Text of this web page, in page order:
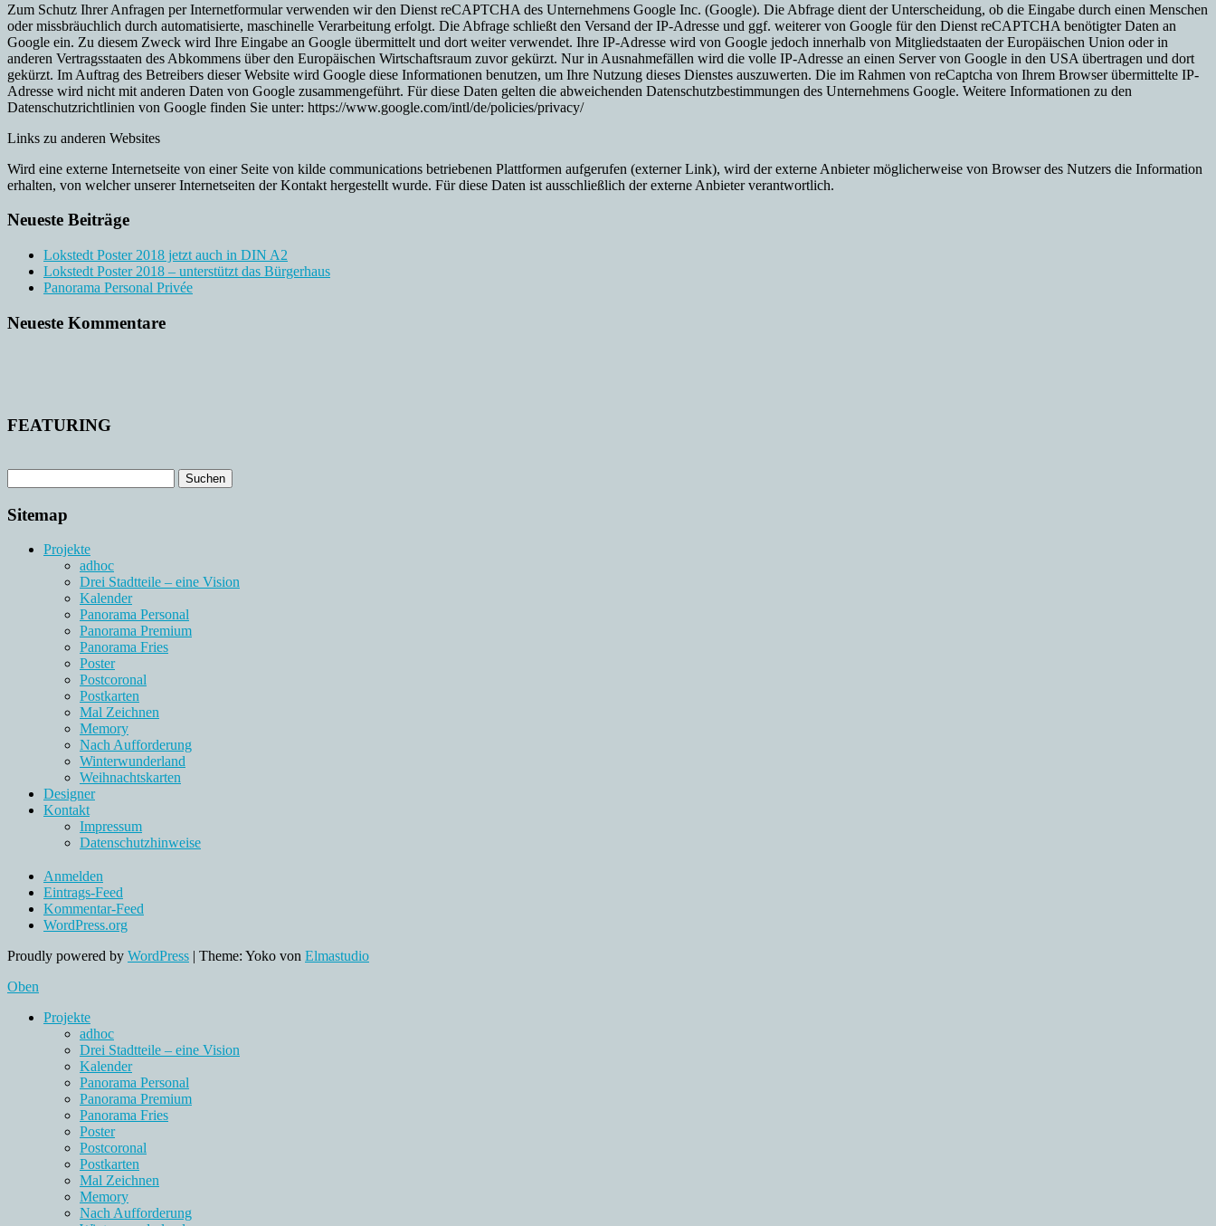
Zum Schutz Ihrer Anfragen per Internetformular verwenden wir den Dienst reCAPTCHA des Unternehmens Google Inc. (Google). Die Abfrage dient der Unterscheidung, ob die Eingabe durch einen Menschen
oder missbräuchlich durch automatisierte, maschinelle Verarbeitung erfolgt. Die Abfrage schließt den Versand der IP-Adresse und ggf. weiterer von Google für den Dienst reCAPTCHA benötigter Daten an
Google ein. Zu diesem Zweck wird Ihre Eingabe an Google übermittelt und dort weiter verwendet. Ihre IP-Adresse wird von Google jedoch innerhalb von Mitgliedstaaten der Europäischen Union oder in
anderen Vertragsstaaten des Abkommens über den Europäischen Wirtschaftsraum zuvor gekürzt. Nur in Ausnahmefällen wird die volle IP-Adresse an einen Server von Google in den USA übertragen und dort
gekürzt. Im Auftrag des Betreibers dieser Website wird Google diese Informationen benutzen, um Ihre Nutzung dieses Dienstes auszuwerten. Die im Rahmen von reCaptcha von Ihrem Browser übermittelte IP-
Adresse wird nicht mit anderen Daten von Google zusammengeführt. Für diese Daten gelten die abweichenden Datenschutzbestimmungen des Unternehmens Google. Weitere Informationen zu den
Datenschutzrichtlinien von Google finden Sie unter: https://www.google.com/intl/de/policies/privacy/
Links zu anderen Websites
Wird eine externe Internetseite von einer Seite von kilde communications betriebenen Plattformen aufgerufen (externer Link), wird der externe Anbieter möglicherweise von Browser des Nutzers die Information
erhalten, von welcher unserer Internetseiten der Kontakt hergestellt wurde. Für diese Daten ist ausschließlich der externe Anbieter verantwortlich.
Neueste Beiträge
Lokstedt Poster 2018 jetzt auch in DIN A2
Lokstedt Poster 2018 – unterstützt das Bürgerhaus
Panorama Personal Privée
Neueste Kommentare
FEATURING
Sitemap
Projekte
adhoc
Drei Stadtteile – eine Vision
Kalender
Panorama Personal
Panorama Premium
Panorama Fries
Poster
Postcoronal
Postkarten
Mal Zeichnen
Memory
Nach Aufforderung
Winterwunderland
Weihnachtskarten
Designer
Kontakt
Impressum
Datenschutzhinweise
Anmelden
Eintrags-Feed
Kommentar-Feed
WordPress.org
Proudly powered by WordPress | Theme: Yoko von Elmastudio
Oben
Projekte
adhoc
Drei Stadtteile – eine Vision
Kalender
Panorama Personal
Panorama Premium
Panorama Fries
Poster
Postcoronal
Postkarten
Mal Zeichnen
Memory
Nach Aufforderung